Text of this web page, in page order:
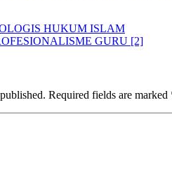
HUKUM ISLAM
GURU [2]
Required fields are marked